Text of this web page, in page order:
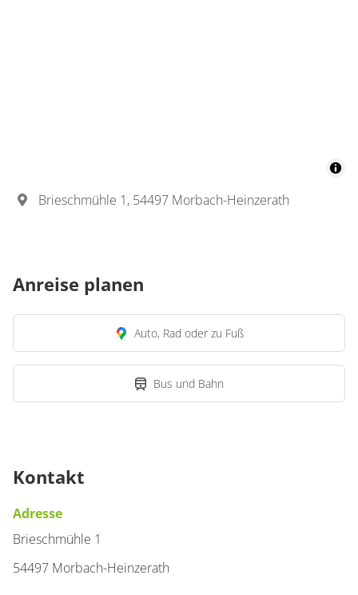
Brieschmühle 1, 54497 Morbach-Heinzerath
Anreise planen
Auto, Rad oder zu Fuß
Bus und Bahn
Kontakt
Adresse
Brieschmühle 1
54497 Morbach-Heinzerath